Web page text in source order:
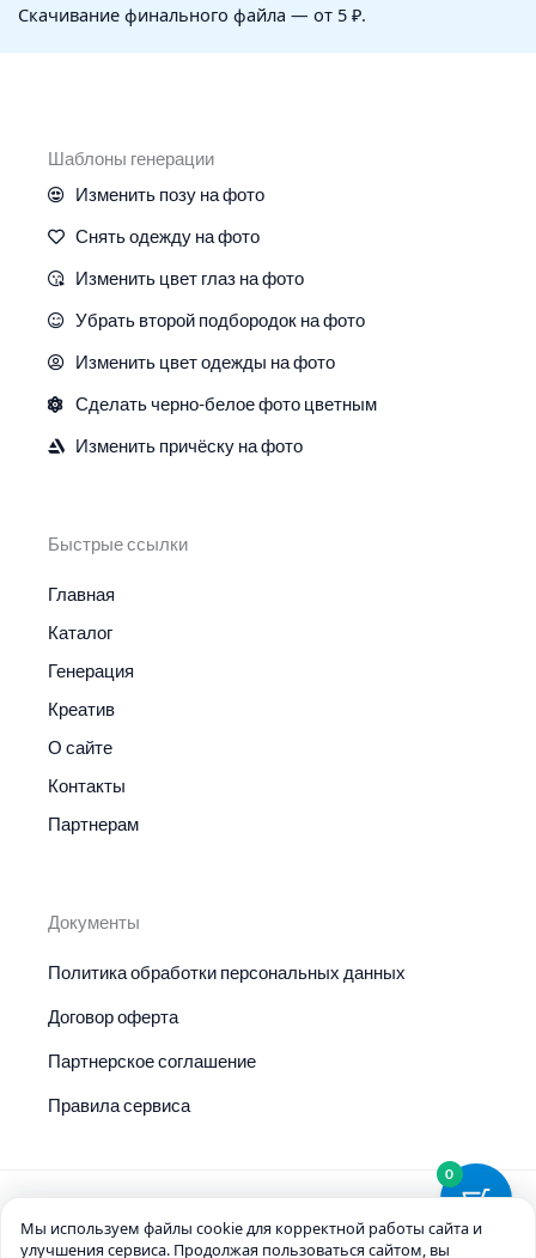
Скачивание финального файла — от 5 ₽.
Шаблоны генерации
Изменить позу на фото
Снять одежду на фото
Изменить цвет глаз на фото
Убрать второй подбородок на фото
Изменить цвет одежды на фото
Сделать черно-белое фото цветным
Изменить причёску на фото
Быстрые ссылки
Главная
Каталог
Генерация
Креатив
О сайте
Контакты
Партнерам
Документы
Политика обработки персональных данных
Договор оферта
Партнерское соглашение
Правила сервиса
© 2026 ArtAiStik
Мы используем файлы cookie для корректной работы сайта и
улучшения сервиса. Продолжая пользоваться сайтом, вы
0